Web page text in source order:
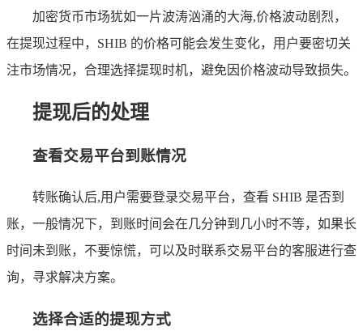
加密货币市场犹如一片波涛汹涌的大海,价格波动剧烈，
在提现过程中，SHIB 的价格可能会发生变化，用户要密切关
注市场情况，合理选择提现时机，避免因价格波动导致损失。
提现后的处理
查看交易平台到账情况
转账确认后,用户需要登录交易平台，查看 SHIB 是否到
账，一般情况下，到账时间会在几分钟到几小时不等，如果长
时间未到账，不要惊慌，可以及时联系交易平台的客服进行查
询，寻求解决方案。
选择合适的提现方式